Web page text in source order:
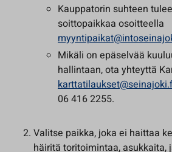
Kauppatorin suhteen
soittopaikkaa osoitteella
Mikäli on epäselvää
hallintaan, ota yhteyttä
06 416 2255.
Valitse paikka, joka ei haittaa
häiritä toritoimintaa, asukkaita,